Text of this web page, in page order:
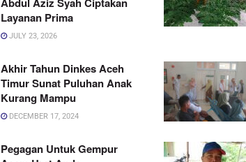
Layanan Prima
JULY 23, 2026
Akhir Tahun Dinkes Aceh
Timur Sunat Puluhan Anak
Kurang Mampu
DECEMBER 17, 2024
Pegagan Untuk Gempur